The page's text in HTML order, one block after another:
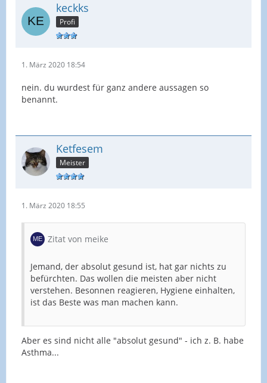
keckks
Profi
1. März 2020 18:54
nein. du wurdest für ganz andere aussagen so
benannt.
Ketfesem
Meister
1. März 2020 18:55
Zitat von meike
Jemand, der absolut gesund ist, hat gar nichts zu
befürchten. Das wollen die meisten aber nicht
verstehen. Besonnen reagieren, Hygiene einhalten,
ist das Beste was man machen kann.
Aber es sind nicht alle "absolut gesund" - ich z. B. habe
Asthma...